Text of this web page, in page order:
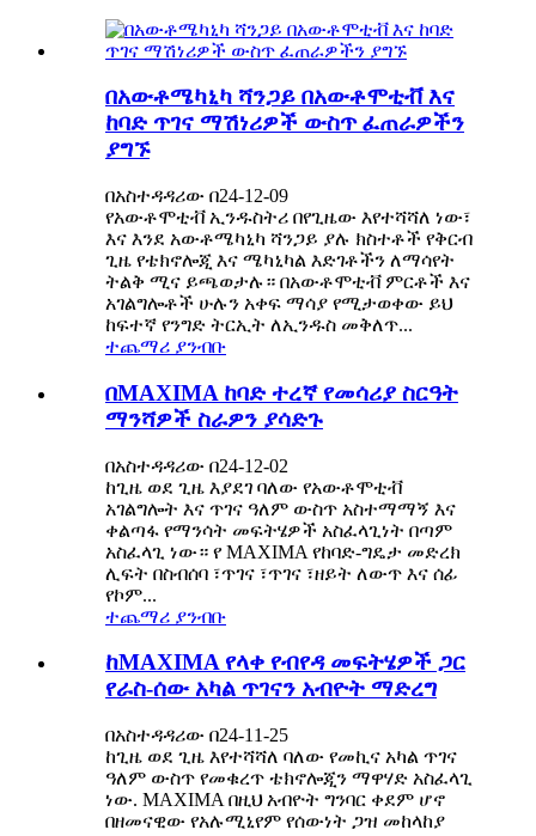
በአውቶሜካኒካ ሻንጋይ በአውቶሞቲቭ እና
ከባድ ጥገና ማሽነሪዎች ውስጥ ፈጠራዎችን
ያግኙ
በአስተዳዳሪው በ24-12-09
የአውቶሞቲቭ ኢንዱስትሪ በየጊዜው እየተሻሻለ ነው፣
እና እንደ አውቶሜካኒካ ሻንጋይ ያሉ ክስተቶች የቅርብ
ጊዜ የቴክኖሎጂ እና ሜካኒካል እድገቶችን ለማሳየት
ትልቅ ሚና ይጫወታሉ። በአውቶሞቲቭ ምርቶች እና
አገልግሎቶች ሁሉን አቀፍ ማሳያ የሚታወቀው ይህ
ከፍተኛ የንግድ ትርኢት ለኢንዱስ መቅለጥ...
ተጨማሪ ያንብቡ
በMAXIMA ከባድ ተረኛ የመሳሪያ ስርዓት
ማንሻዎች ስራዎን ያሳድጉ
በአስተዳዳሪው በ24-12-02
ከጊዜ ወደ ጊዜ እያደገ ባለው የአውቶሞቲቭ
አገልግሎት እና ጥገና ዓለም ውስጥ አስተማማኝ እና
ቀልጣፋ የማንሳት መፍትሄዎች አስፈላጊነት በጣም
አስፈላጊ ነው። የ MAXIMA የከባድ-ግዴታ መድረክ
ሊፍት በስብሰባ ፣ጥገና ፣ጥገና ፣ዘይት ለውጥ እና ሰፊ
የኮም...
ተጨማሪ ያንብቡ
ከMAXIMA የላቀ የብየዳ መፍትሄዎች ጋር
የራስ-ሰው አካል ጥገናን አብዮት ማድረግ
በአስተዳዳሪው በ24-11-25
ከጊዜ ወደ ጊዜ እየተሻሻለ ባለው የመኪና አካል ጥገና
ዓለም ውስጥ የመቁረጥ ቴክኖሎጂን ማዋሃድ አስፈላጊ
ነው. MAXIMA በዚህ አብዮት ግንባር ቀደም ሆኖ
በዘመናዊው የአሉሚኒየም የሰውነት ጋዝ መከላከያ